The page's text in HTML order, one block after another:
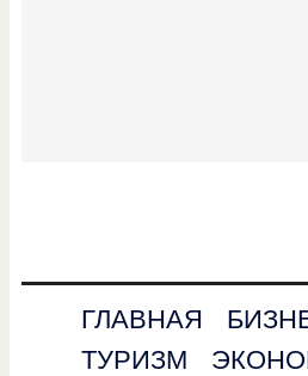
ГЛАВНАЯ
ТУРИЗМ